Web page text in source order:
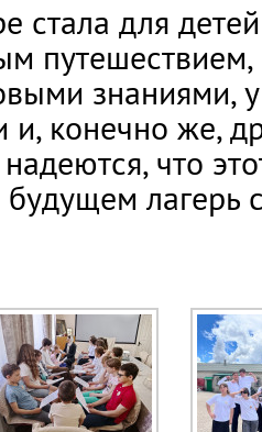
стала для
знаниями,
и, конечно же,
что
будущем лагерь